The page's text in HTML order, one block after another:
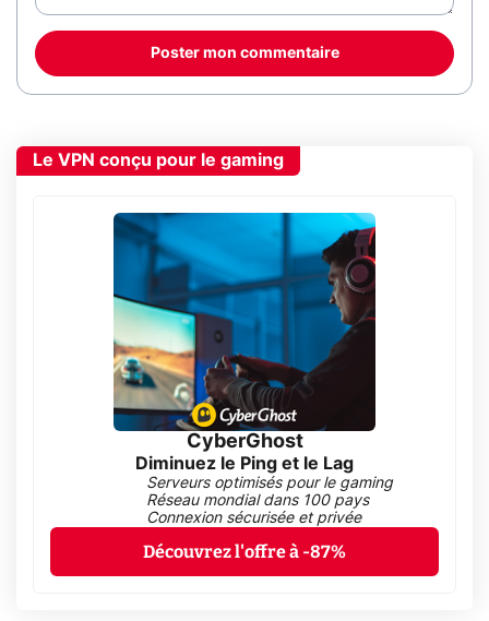
Poster mon commentaire
Le VPN conçu pour le gaming
CyberGhost
Diminuez le Ping et le Lag
Serveurs optimisés pour le gaming
Réseau mondial dans 100 pays
Connexion sécurisée et privée
Découvrez l'offre à -87%